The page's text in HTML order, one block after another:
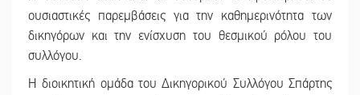
ουσιαστικές παρεμβάσεις για την καθημερινότητα των
δικηγόρων και την ενίσχυση του θεσμικού ρόλου του
συλλόγου.
Η διοικητική ομάδα του Δικηγορικού Συλλόγου Σπάρτης